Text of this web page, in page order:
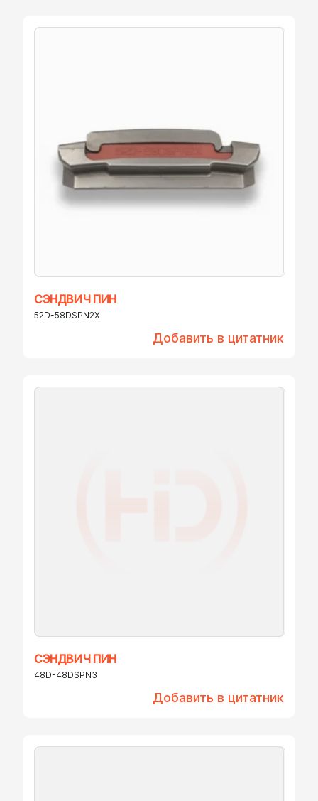
СЭНДВИЧ ПИН
52D-58DSPN2X
Добавить в цитатник
СЭНДВИЧ ПИН
48D-48DSPN3
Добавить в цитатник